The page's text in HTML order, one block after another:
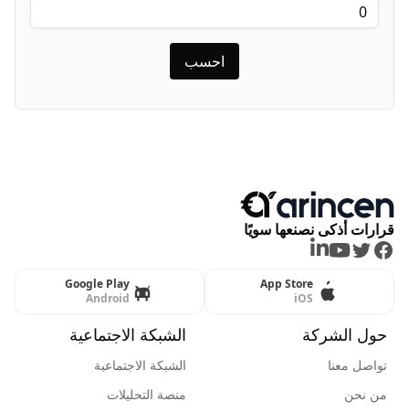
احسب
قرارات أذكى نصنعها سويًا
Facebook
Twitter
Youtube
LinkedIn
App Store
iOS
Google Play
Android
حول الشركة
تواصل معنا
من نحن
الشبكة الاجتماعية
الشبكة الاجتماعية
منصة التحليلات